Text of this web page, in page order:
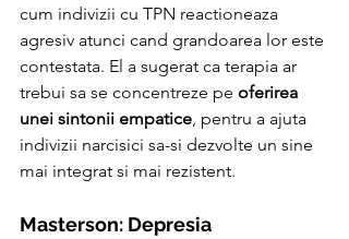
cum indivizii cu TPN reactioneaza
agresiv atunci cand grandoarea lor este
contestata. El a sugerat ca terapia ar
trebui sa se concentreze pe oferirea
unei sintonii empatice, pentru a ajuta
indivizii narcisici sa-si dezvolte un sine
mai integrat si mai rezistent.
Masterson: Depresia